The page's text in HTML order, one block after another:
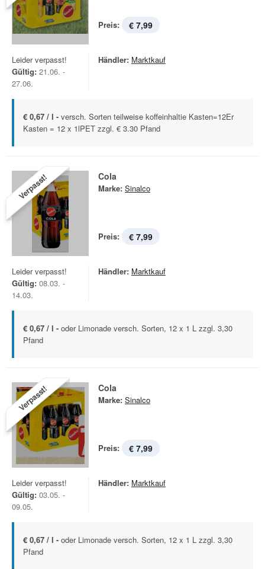
Preis: € 7,99
Leider verpasst!
Gültig: 21.06. -
27.06.
Händler: Marktkauf
€ 0,67 / l - versch. Sorten teilweise koffeinhaltie Kasten=12Er
Kasten = 12 x 1lPET zzgl. € 3.30 Pfand
Verpasst! Cola
Marke: Sinalco
Preis: € 7,99
Leider verpasst!
Gültig: 08.03. -
14.03.
Händler: Marktkauf
€ 0,67 / l - oder Limonade versch. Sorten, 12 x 1 L zzgl. 3,30
Pfand
Verpasst! Cola
Marke: Sinalco
Preis: € 7,99
Leider verpasst!
Gültig: 03.05. -
09.05.
Händler: Marktkauf
€ 0,67 / l - oder Limonade versch. Sorten, 12 x 1 L zzgl. 3,30
Pfand